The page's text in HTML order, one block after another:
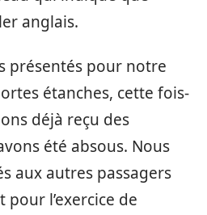
anglais.
présentés pour notre
étanches, cette fois-
déjà reçu des
été absous. Nous
aux autres passagers
l’exercice de